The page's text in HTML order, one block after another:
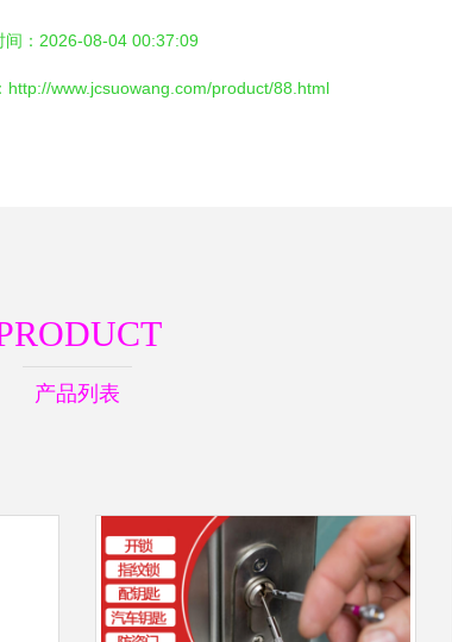
间：2026-08-04 00:37:09
http://www.jcsuowang.com/product/88.html
产品列表